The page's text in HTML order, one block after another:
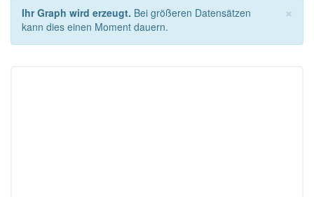
×
Ihr Graph wird erzeugt. Bei größeren Datensätzen
kann dies einen Moment dauern.